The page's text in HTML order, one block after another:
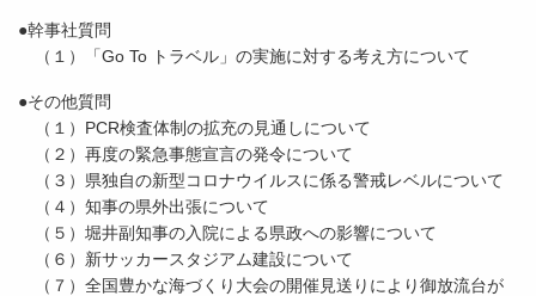
●幹事社質問
（１）「Go To トラベル」の実施に対する考え方について
●その他質問
（１）PCR検査体制の拡充の見通しについて
（２）再度の緊急事態宣言の発令について
（３）県独自の新型コロナウイルスに係る警戒レベルについて
（４）知事の県外出張について
（５）堀井副知事の入院による県政への影響について
（６）新サッカースタジアム建設について
（７）全国豊かな海づくり大会の開催見送りにより御放流台が